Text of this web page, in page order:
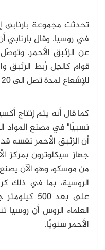
تحدثت مجموعة بارنابى
في روسيا. وقال بارنابي
عن الزئبق الأحمر،
قوام كالجِل رُبط الزئبق
للإشعاع لمدة تصل الى 20 يومًا في مفاعلٍ نووي.
كما قال أنه يتم إنتاج
نسبيًا" في مصنع المواد
جهاز سيكلوترون بمركز
من موسكو، وهو الآن
الروسية، بما في ذلك
على بعد
الأحمر سنويًا.